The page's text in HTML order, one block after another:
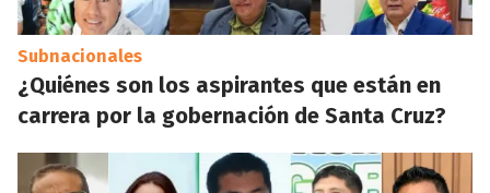
Subnacionales
¿Quiénes son los aspirantes que están en
carrera por la gobernación de Santa Cruz?